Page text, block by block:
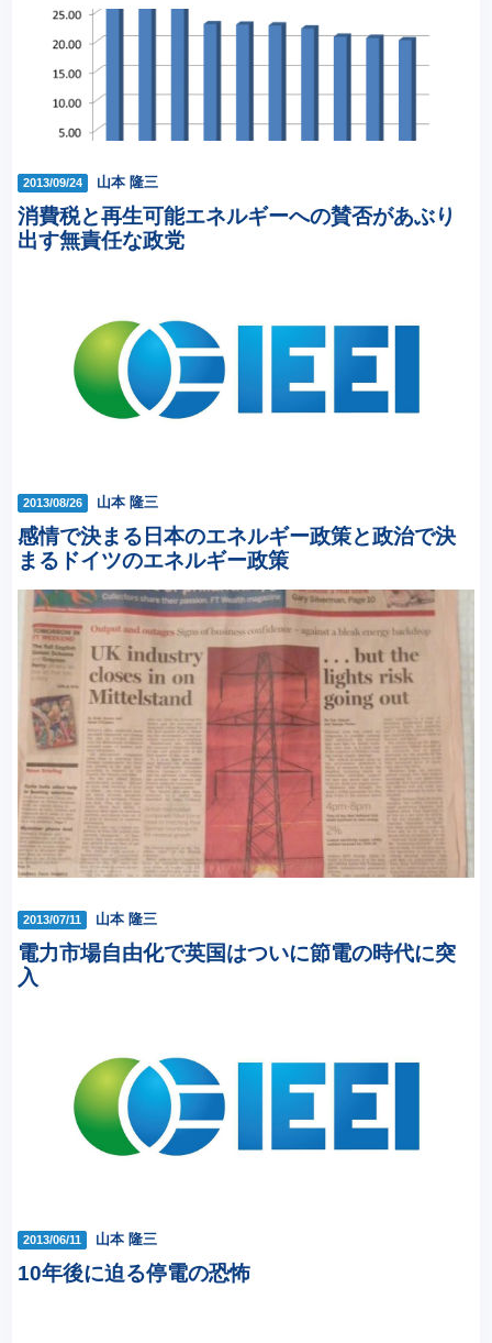
2013/09/24 山本 隆三
消費税と再生可能エネルギーへの賛否があぶり
出す無責任な政党
2013/08/26 山本 隆三
感情で決まる日本のエネルギー政策と政治で決
まるドイツのエネルギー政策
2013/07/11 山本 隆三
電力市場自由化で英国はついに節電の時代に突
入
2013/06/11 山本 隆三
10年後に迫る停電の恐怖